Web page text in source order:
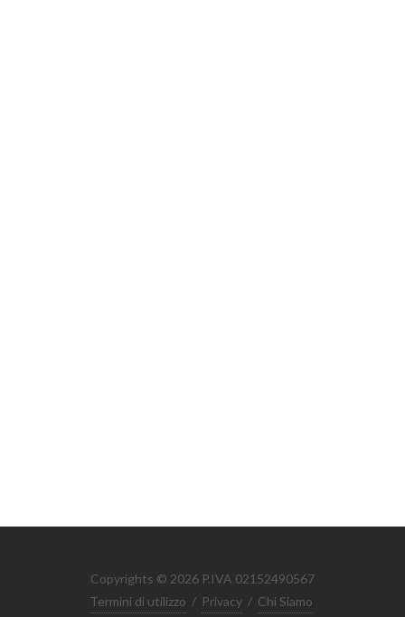
Copyrights © 2026 P.IVA 02152490567
Termini di utilizzo / Privacy / Chi Siamo